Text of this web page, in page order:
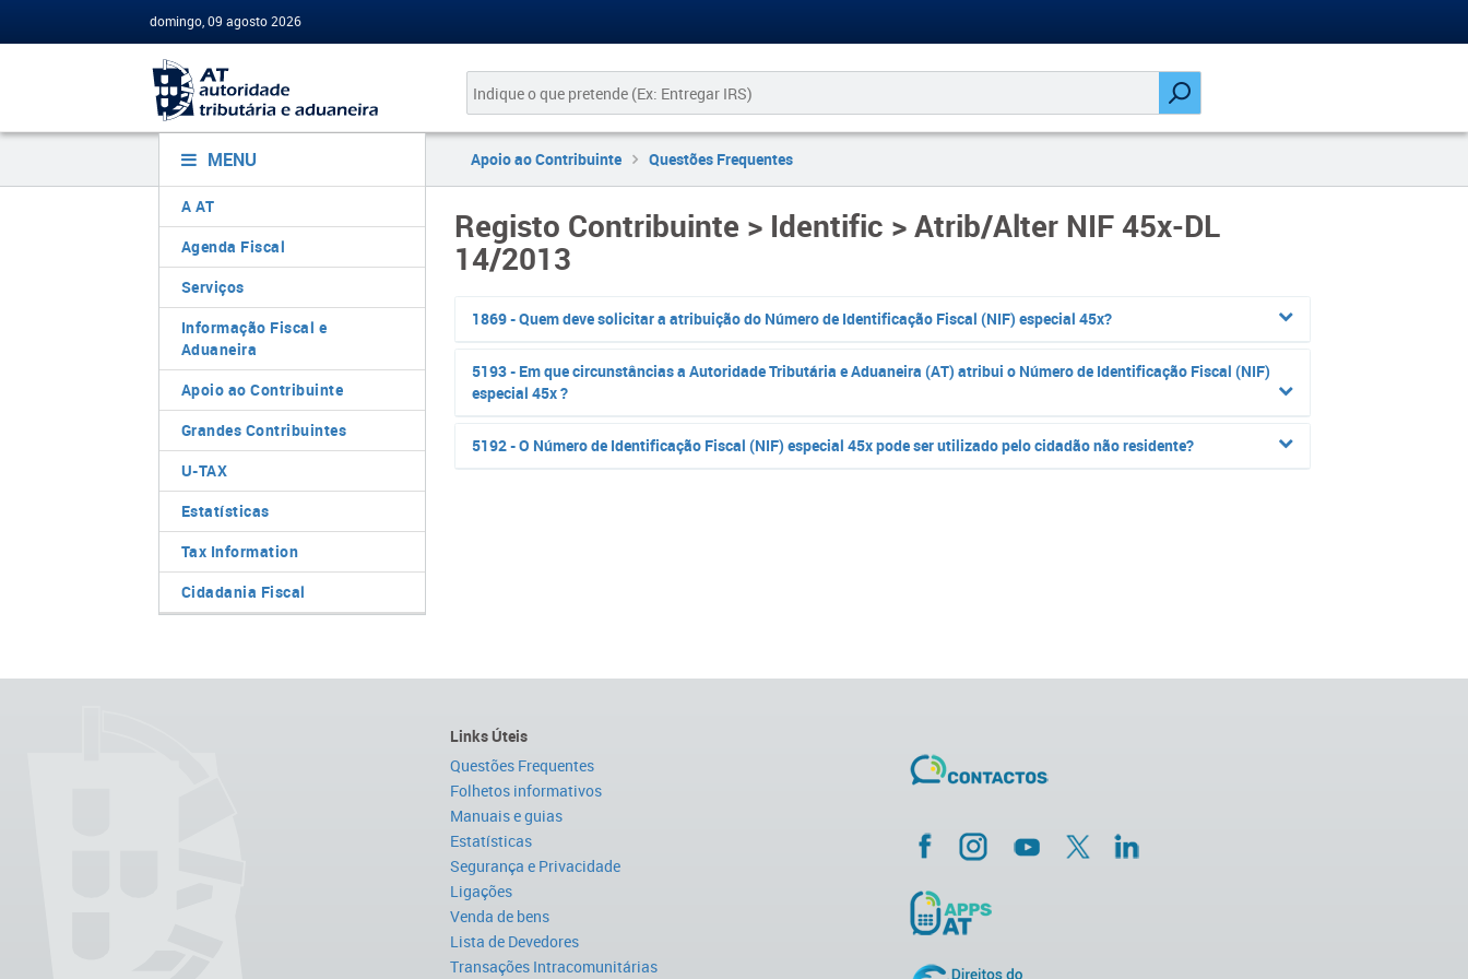
domingo, 09 agosto 2026
MENU
A AT
Agenda Fiscal
Serviços
Informação Fiscal e
Aduaneira
Apoio ao Contribuinte
Grandes Contribuintes
U-TAX
Estatísticas
Tax Information
Cidadania Fiscal
Apoio ao Contribuinte Questões Frequentes
Registo Contribuinte > Identific > Atrib/Alter NIF 45x-DL
14/2013
1869 - Quem deve solicitar a atribuição do Número de Identificação Fiscal (NIF) especial 45x?
5193 - Em que circunstâncias a Autoridade Tributária e Aduaneira (AT) atribui o Número de Identificação Fiscal (NIF)
especial 45x ?
5192 - O Número de Identificação Fiscal (NIF) especial 45x pode ser utilizado pelo cidadão não residente?
Links Úteis
Questões Frequentes
Folhetos informativos
Manuais e guias
Estatísticas
Segurança e Privacidade
Ligações
Venda de bens
Lista de Devedores
Transações Intracomunitárias